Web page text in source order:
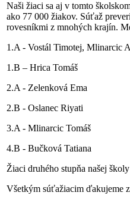
Naši žiaci sa aj v tomto
ako 77 000 žiakov. Súťaž
rovesníkmi z mnohých krajín.
1.A - Vostál Timotej, Mlinarcic
1.B – Hrica Tomáš
2.A - Zelenková Ema
2.B - Oslanec Riyati
3.A - Mlinarcic Tomáš
4.B - Bučková Tatiana
Žiaci druhého stupňa našej
Všetkým súťažiacim ďakujeme